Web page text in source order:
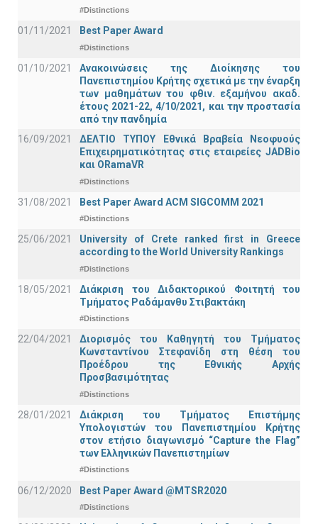
#Distinctions
01/11/2021 Best Paper Award
#Distinctions
01/10/2021
Ανακοινώσεις της Διοίκησης του
Πανεπιστημίου Κρήτης σχετικά με την έναρξη
των μαθημάτων του φθιν. εξαμήνου ακαδ.
έτους 2021-22, 4/10/2021, και την προστασία
από την πανδημία
16/09/2021
ΔΕΛΤΙΟ ΤΥΠΟΥ Εθνικά Βραβεία Νεοφυούς
Επιχειρηματικότητας στις εταιρείες JADBio
και ORamaVR
#Distinctions
31/08/2021 Best Paper Award ACM SIGCOMM 2021
#Distinctions
25/06/2021
University of Crete ranked first in Greece
according to the World University Rankings
#Distinctions
18/05/2021
Διάκριση του Διδακτορικού Φοιτητή του
Τμήματος Ραδάμανθυ Στιβακτάκη
#Distinctions
22/04/2021
Διορισμός του Καθηγητή του Τμήματος
Κωνσταντίνου Στεφανίδη στη θέση του
Προέδρου της Εθνικής Αρχής
Προσβασιμότητας
#Distinctions
28/01/2021
Διάκριση του Τμήματος Επιστήμης
Υπολογιστών του Πανεπιστημίου Κρήτης
στον ετήσιο διαγωνισμό “Capture the Flag”
των Ελληνικών Πανεπιστημίων
#Distinctions
06/12/2020 Best Paper Award @MTSR2020
#Distinctions